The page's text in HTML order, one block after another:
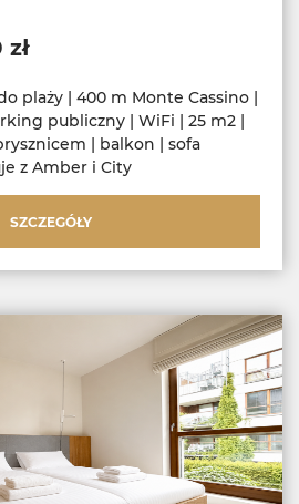
plaży | 400 m Monte Cassino |
publiczny | WiFi | 25 m2 |
| balkon | sofa
z Amber i City
SZCZEGÓŁY